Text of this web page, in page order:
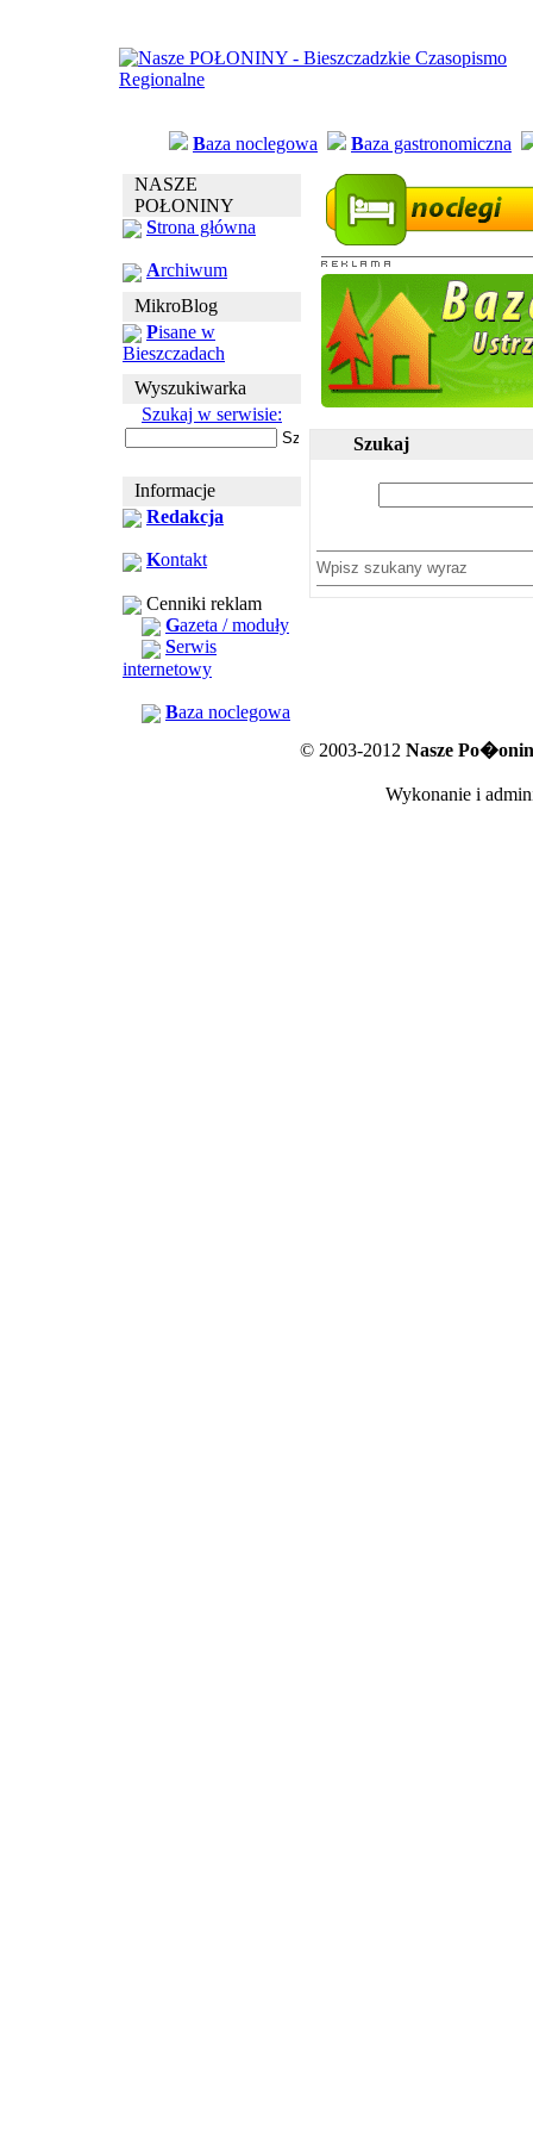
Baza noclegowa Baza gastronomiczna
NASZE
POŁONINY
Strona główna
Archiwum
MikroBlog
Pisane w
Bieszczadach
Wyszukiwarka
Szukaj w serwisie:
Informacje
Redakcja
Kontakt
Cenniki reklam
Gazeta / moduły
Serwis
internetowy
Baza noclegowa
Szukaj
Wpisz szukany wyraz
© 2003-2012 Nasze
Wykonanie i